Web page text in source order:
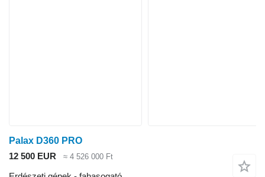
Palax D360 PRO
12 500 EUR
≈ 4 526 000 Ft